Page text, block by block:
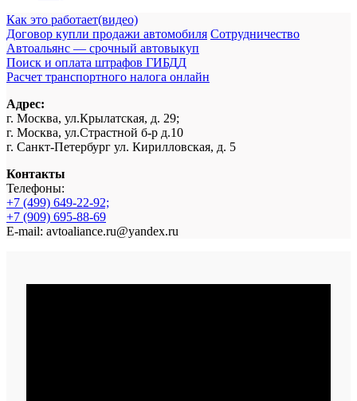
Как это работает(видео)
Договор купли продажи автомобиля Сотрудничество
Автоальянс — срочный автовыкуп
Поиск и оплата штрафов ГИБДД
Расчет транспортного налога онлайн
Адрес:
г. Москва, ул.Крылатская, д. 29;
г. Москва, ул.Страстной б-р д.10
г. Санкт-Петербург ул. Кирилловская, д. 5
Контакты
Телефоны:
+7 (499) 649-22-92;
+7 (909) 695-88-69
E-mail: avtoaliance.ru@yandex.ru